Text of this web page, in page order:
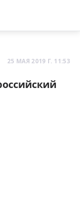
25 МАЯ 2019 Г. 11:53